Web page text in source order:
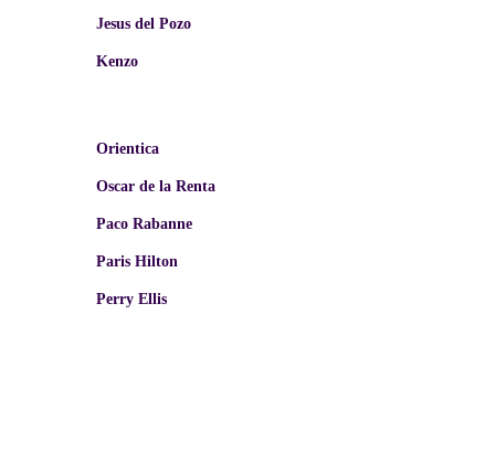
Jesus del Pozo
Kenzo
Orientica
Oscar de la Renta
Paco Rabanne
Paris Hilton
Perry Ellis